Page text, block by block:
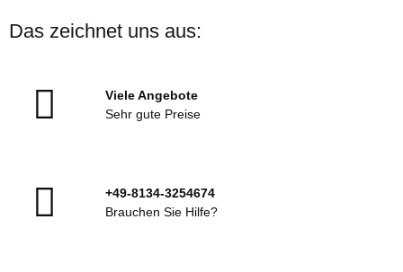
Das zeichnet uns aus:
Viele Angebote
Sehr gute Preise
+49-8134-3254674
Brauchen Sie Hilfe?